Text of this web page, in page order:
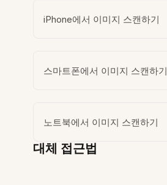
iPhone에서 이미지 스캔하기
스마트폰에서 이미지 스캔하기
노트북에서 이미지 스캔하기
대체 접근법